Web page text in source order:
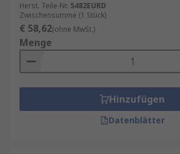
Herst. Teile-Nr. 5482EURD
Zwischensumme (1 Stück)
€ 58,62(ohne MwSt.)
Menge
Hinzufügen
Datenblätter